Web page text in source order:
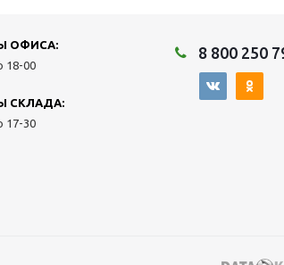
ОФИСА:
18-00
СКЛАДА:
17-30
8 800 250